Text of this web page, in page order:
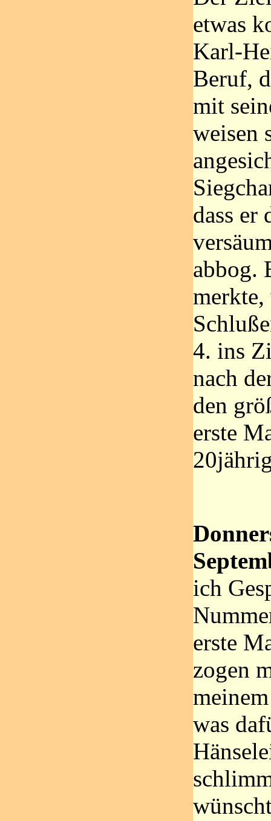
etwas
Karl-
Beruf,
mit
weisen
dass er
abbog.
merkte,
4. ins
nach
den
erste
ich
erste
zogen
was